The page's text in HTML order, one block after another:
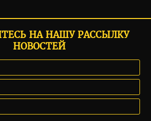
НА НАШУ РАССЫЛКУ
НОВОСТЕЙ